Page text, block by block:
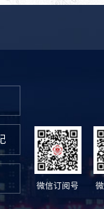
微信订阅号